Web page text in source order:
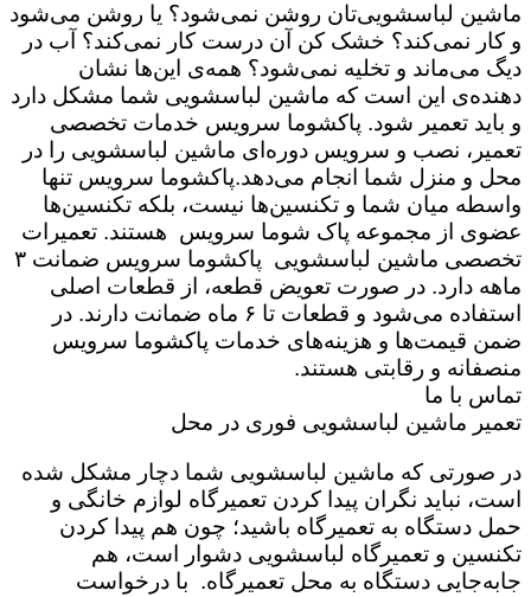
ماشین لباسشویی‌تان روشن نمی‌شود؟ یا روشن می‌شود
و کار نمی‌کند؟ خشک کن آن درست کار نمی‌کند؟ آب در
دیگ می‌ماند و تخلیه نمی‌شود؟ همه‌ی این‌ها نشان
دهنده‌ی این است که ماشین لباسشویی شما مشکل دارد
و باید تعمیر شود. پاکشوما سرویس خدمات تخصصی
تعمیر، نصب و سرویس دوره‌ای ماشین لباسشویی را در
محل و منزل شما انجام می‌دهد.پاکشوما سرویس تنها
واسطه میان شما و تکنسین‌ها نیست، بلکه تکنسین‌ها
عضوی از مجموعه پاک شوما سرویس هستند. تعمیرات
تخصصی ماشین لباسشویی پاکشوما سرویس ضمانت ۳
ماهه دارد. در صورت تعویض قطعه، از قطعات اصلی
استفاده می‌شود و قطعات تا ۶ ماه ضمانت دارند. در
ضمن قیمت‌ها و هزینه‌های خدمات پاکشوما سرویس
منصفانه و رقابتی هستند.
تماس با ما
تعمیر ماشین لباسشویی فوری در محل
در صورتی که ماشین لباسشویی شما دچار مشکل شده
است،‌ نباید نگران پیدا کردن تعمیرگاه لوازم خانگی و
حمل دستگاه به تعمیرگاه باشید؛ چون هم پیدا کردن
تکنسین و تعمیرگاه لباسشویی دشوار است، هم
جابه‌جایی دستگاه به محل تعمیرگاه. با درخواست